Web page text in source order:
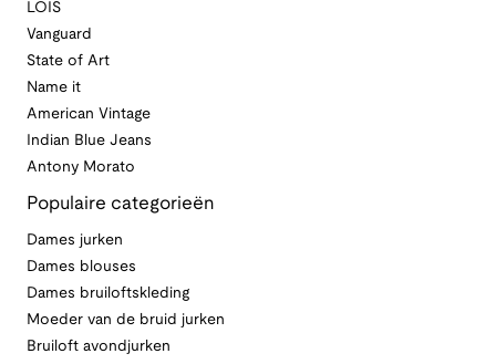
LOIS
Vanguard
State of Art
Name it
American Vintage
Indian Blue Jeans
Antony Morato
Populaire categorieën
Dames jurken
Dames blouses
Dames bruiloftskleding
Moeder van de bruid jurken
Bruiloft avondjurken